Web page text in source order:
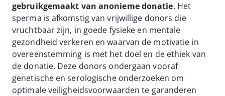
gebruikgemaakt van anonieme donatie. Het
sperma is afkomstig van vrijwillige donors die
vruchtbaar zijn, in goede fysieke en mentale
gezondheid verkeren en waarvan de motivatie in
overeenstemming is met het doel en de ethiek van
de donatie. Deze donors ondergaan vooraf
genetische en serologische onderzoeken om
optimale veiligheidsvoorwaarden te garanderen